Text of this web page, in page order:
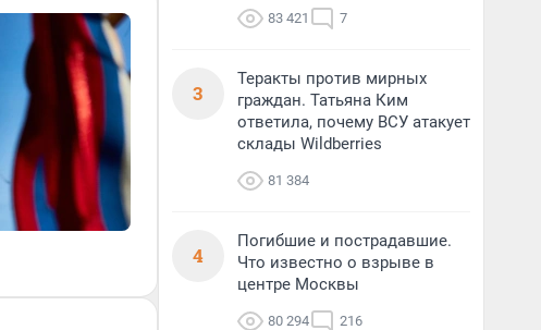
83 421 7
3
Теракты против мирных
граждан. Татьяна Ким
ответила, почему ВСУ атакует
склады Wildberries
81 384
4
Погибшие и пострадавшие.
Что известно о взрыве в
центре Москвы
80 294 216